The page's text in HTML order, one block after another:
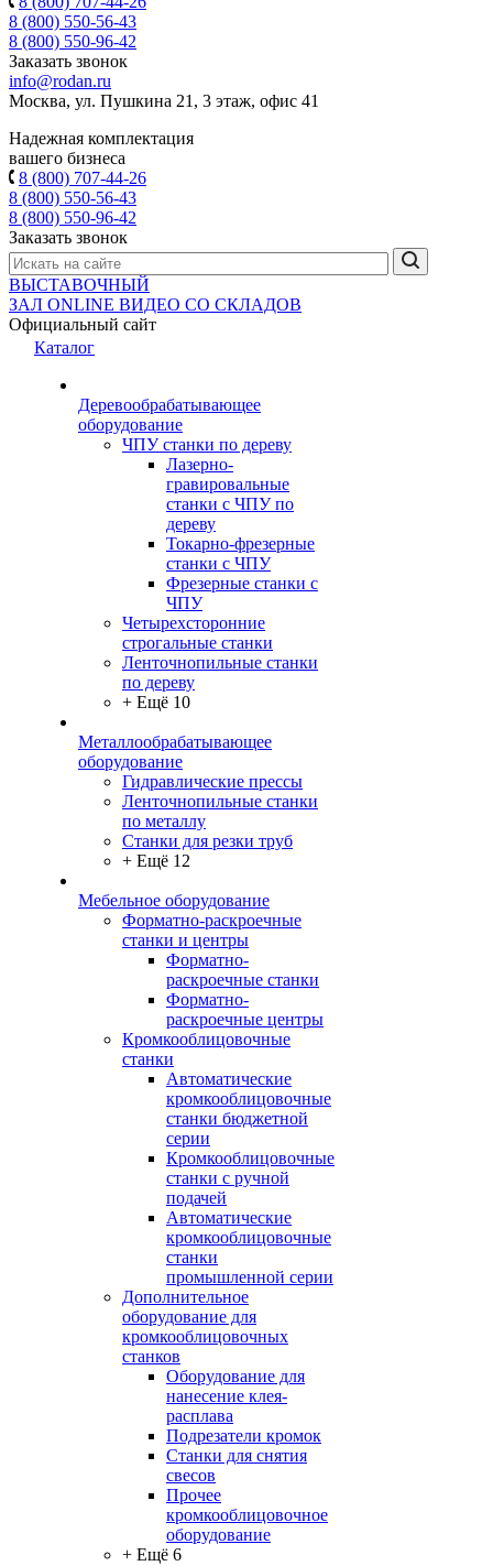
8 (800) 550-56-43
8 (800) 550-96-42
Заказать звонок
info@rodan.ru
Москва, ул. Пушкина 21, 3 этаж, офис 41
Надежная комплектация
вашего бизнеса
8 (800) 707-44-26
8 (800) 550-56-43
8 (800) 550-96-42
Заказать звонок
ВЫСТАВОЧНЫЙ
ЗАЛ ONLINE ВИДЕО СО СКЛАДОВ
Официальный сайт
Каталог
Деревообрабатывающее
оборудование
ЧПУ станки по дереву
Лазерно-
гравировальные
станки с ЧПУ по
дереву
Токарно-фрезерные
станки с ЧПУ
Фрезерные станки с
ЧПУ
Четырехсторонние
строгальные станки
Ленточнопильные станки
по дереву
+ Ещё 10
Металлообрабатывающее
оборудование
Гидравлические прессы
Ленточнопильные станки
по металлу
Станки для резки труб
+ Ещё 12
Мебельное оборудование
Форматно-раскроечные
станки и центры
Форматно-
раскроечные станки
Форматно-
раскроечные центры
Кромкооблицовочные
станки
Автоматические
кромкооблицовочные
станки бюджетной
серии
Кромкооблицовочные
станки с ручной
подачей
Автоматические
кромкооблицовочные
станки
промышленной серии
Дополнительное
оборудование для
кромкооблицовочных
станков
Оборудование для
нанесение клея-
расплава
Подрезатели кромок
Станки для снятия
свесов
Прочее
кромкооблицовочное
оборудование
+ Ещё 6